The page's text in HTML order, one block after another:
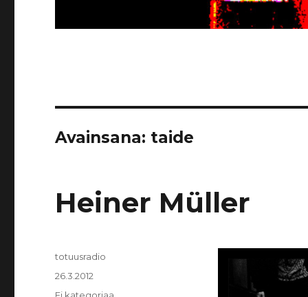
Avainsana: taide
Heiner Müller
Kirjoittaja
totuusradio
Julkaistu
26.3.2012